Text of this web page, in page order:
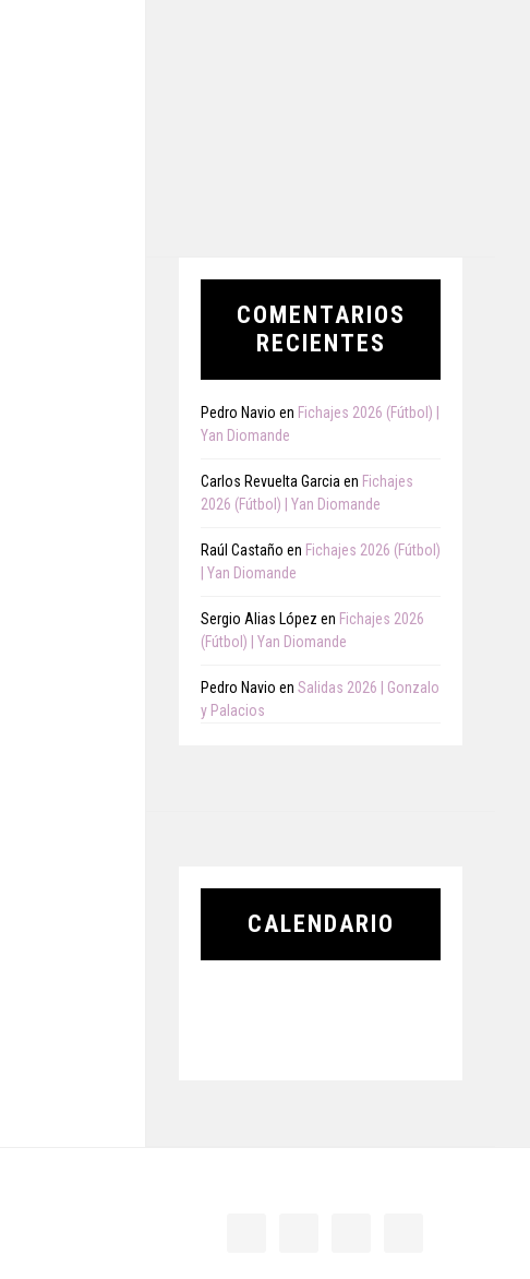
COMENTARIOS
RECIENTES
Pedro Navio en Fichajes 2026 (Fútbol) |
Yan Diomande
Carlos Revuelta Garcia en Fichajes
2026 (Fútbol) | Yan Diomande
Raúl Castaño en Fichajes 2026 (Fútbol)
| Yan Diomande
Sergio Alias López en Fichajes 2026
(Fútbol) | Yan Diomande
Pedro Navio en Salidas 2026 | Gonzalo
y Palacios
CALENDARIO